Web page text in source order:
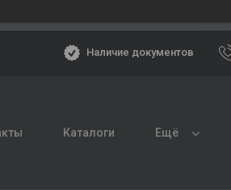
Наличие документов
Каталоги Ещё